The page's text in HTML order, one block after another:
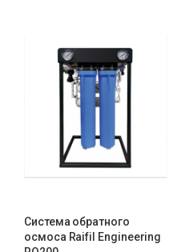
Система обратного
осмоса Raifil Engineering